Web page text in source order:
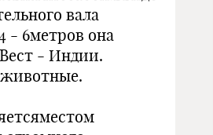
вала
- 6метров она
- Индии.